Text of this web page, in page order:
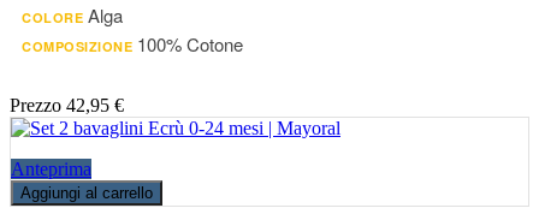
COLORE Alga
COMPOSIZIONE 100% Cotone
Prezzo 42,95 €
Anteprima
Aggiungi al carrello